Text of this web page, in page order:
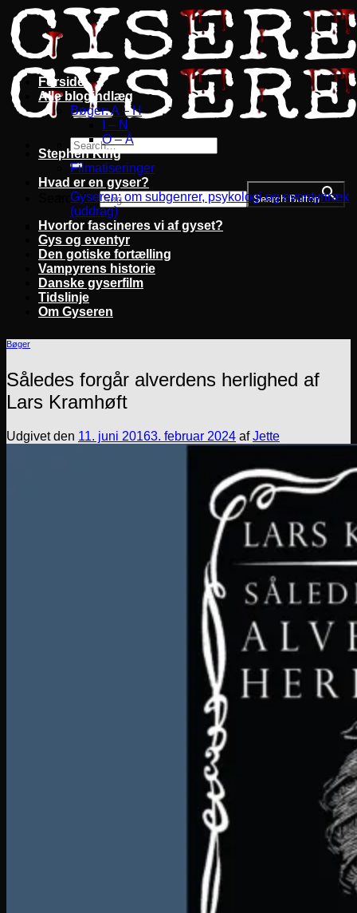
Fortsæt
til
indhold
Search for: Search Button
Forside
Alle blogindlæg
Bøger: A – H
I – N
O – Å
Stephen King
Filmatiseringer
Hvad er en gyser?
Gyseren: om subgenrer, psykologi og eventyrtræk
(uddrag)
Hvorfor fascineres vi af gyset?
Gys og eventyr
Den gotiske fortælling
Vampyrens historie
Danske gyserfilm
Tidslinje
Om Gyseren
Bøger
Således forgår alverdens herlighed af
Lars Kramhøft
Udgivet den 11. juni 20163. februar 2024 afJette